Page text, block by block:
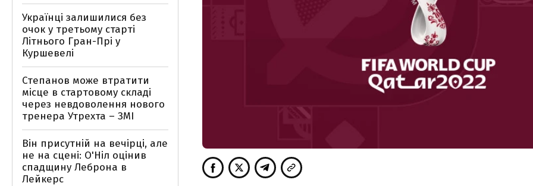
Українці залишилися без
очок у третьому старті
Літнього Гран-Прі у
Куршевелі
Степанов може втратити
місце в стартовому складі
через невдоволення нового
тренера Утрехта – ЗМІ
Він присутній на вечірці, але
не на сцені: О'Ніл оцінив
спадщину Леброна в
Лейкерс